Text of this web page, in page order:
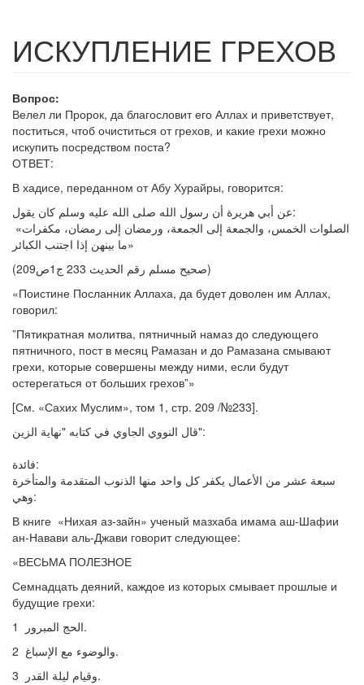
ИСКУПЛЕНИЕ ГРЕХОВ
Вопрос:
Велел ли Пророк, да благословит его Аллах и приветствует,
поститься, чтоб очиститься от грехов, и какие грехи можно
искупить посредством поста?
ОТВЕТ:
В хадисе, переданном от Абу Хурайры, говорится:
عن أبي هريرة أن رسول الله صلى الله عليه وسلم كان يقول:
«الصلوات الخمس، والجمعة إلى الجمعة، ورمضان إلى رمضان، مكفرات
ما بينهن إذا اجتنب الكبائر»
(صحيح مسلم رقم الحديث 233 ج1ص209)
«Поистине Посланник Аллаха, да будет доволен им Аллах,
говорил:
”Пятикратная молитва, пятничный намаз до следующего
пятничного, пост в месяц Рамазан и до Рамазана смывают
грехи, которые совершены между ними, если будут
остерегаться от больших грехов”»
[См. «Сахих Муслим», том 1, стр. 209 /№233].
قال النووي الجاوي في كتابه "نهاية الزين":
فائدة:
سبعة عشر من الأعمال يكفر كل واحد منها الذنوب المتقدمة والمتأخرة
وهي:
В книге «Нихая аз-зайн» ученый мазхаба имама аш-Шафии
ан-Навави аль-Джави говорит следующее:
«ВЕСЬМА ПОЛЕЗНОЕ
Семнадцать деяний, каждое из которых смывает прошлые и
будущие грехи:
1 الحج المبرور.
2 والوضوء مع الإسباغ.
3 وقيام ليلة القدر.